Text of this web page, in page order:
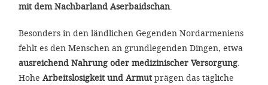
mit dem Nachbarland Aserbaidschan.
Besonders in den ländlichen Gegenden Nordarmeniens
fehlt es den Menschen an grundlegenden Dingen, etwa
ausreichend Nahrung oder medizinischer Versorgung.
Hohe Arbeitslosigkeit und Armutprägen das tägliche